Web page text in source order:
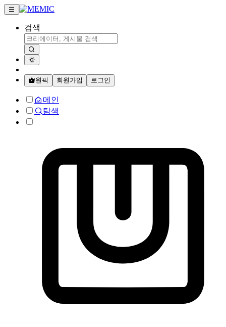
검색
원픽 회원가입 로그인
메인
탐색